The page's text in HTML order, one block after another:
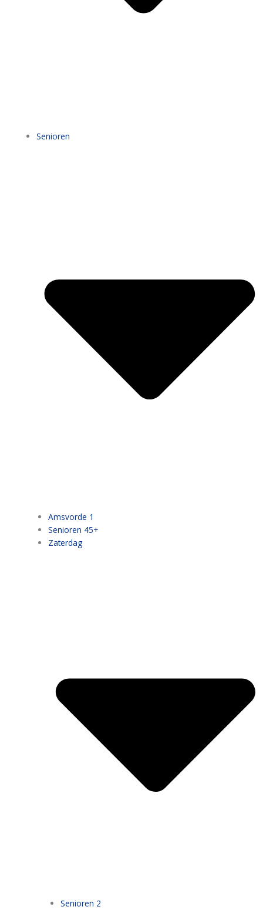
Senioren
Amsvorde 1
Senioren 45+
Zaterdag
Senioren 2